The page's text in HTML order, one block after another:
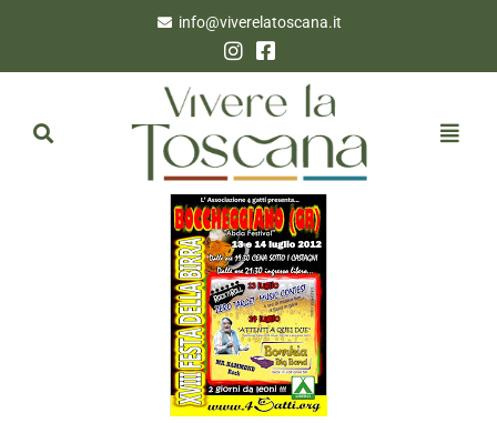
info@viverelatoscana.it